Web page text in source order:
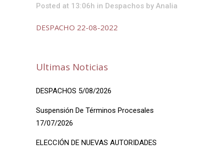
Posted at 13:06h in Despachos by Analia
DESPACHO 22-08-2022
Ultimas Noticias
DESPACHOS 5/08/2026
Suspensión De Términos Procesales
17/07/2026
ELECCIÓN DE NUEVAS AUTORIDADES